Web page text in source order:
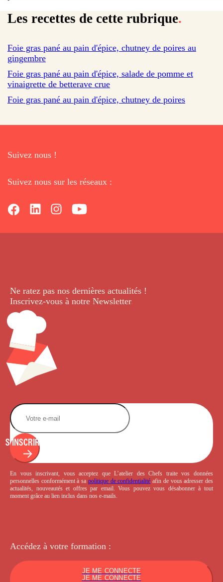
Les recettes de cette rubrique.
Foie gras pané au pain d'épice, chutney de poires au
gingembre
Foie gras pané au pain d'épice, salade de pomme et
vinaigrette de betterave crue
Foie gras pané au pain d'épice, chutney de poires
Suivez nous !
Suivez nous sur les réseaux :
Ne ratez pas nos dernières actualités !
Inscrivez-vous à notre Newsletter.
S'INSCRIRE
En vous inscrivant, vous acceptez que L’atelier des Chefs traite vos données
personnelles conformément à sa politique de confidentialité afin de vous adresser des
actualités, nouveautés et offres par email. Vous pouvez vous désabonner à tout
moment grâce au lien inclus dans nos e-mails.
Accédez à votre formation :
JE ME CONNECTE
JE ME CONNECTE